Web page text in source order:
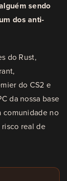
sendo
dos anti-
do Rust,
do CS2 e
da nossa base
comunidade no
real de